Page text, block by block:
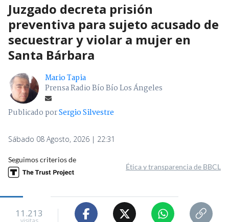
Juzgado decreta prisión
preventiva para sujeto acusado de
secuestrar y violar a mujer en
Santa Bárbara
Mario Tapia
Prensa Radio Bío Bío Los Ángeles
Publicado porSergio Silvestre
Sábado 08 Agosto, 2026 | 22:31
Seguimos criterios de
Ética y transparencia de BBCL
11.213